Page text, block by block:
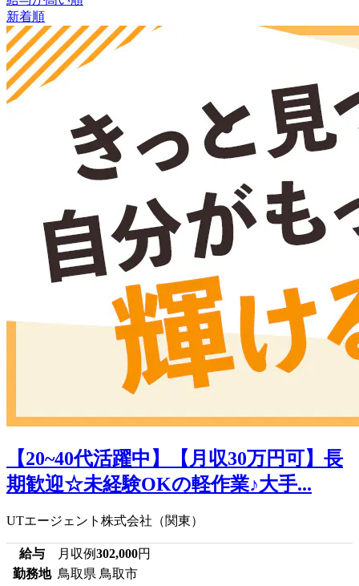
新着順
【20~40代活躍中】【月収30万円可】長
期歓迎☆未経験OKの軽作業♪大手...
UTエージェント株式会社（関東）
給与 月収例302,000円
勤務地 鳥取県 鳥取市